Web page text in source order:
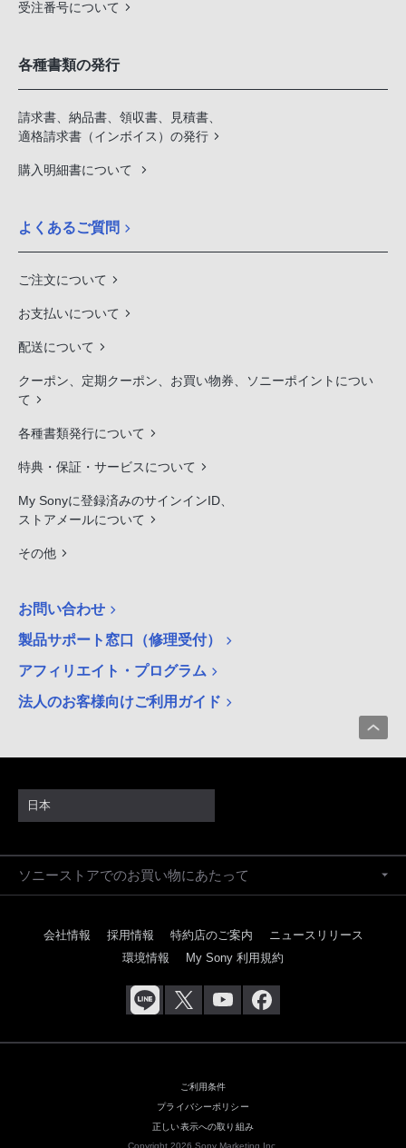
受注番号について
各種書類の発行
請求書、納品書、領収書、見積書、
適格請求書（インボイス）の発行
購入明細書について
よくあるご質問
ご注文について
お支払いについて
配送について
クーポン、定期クーポン、お買い物券、ソニーポイントについ
て
各種書類発行について
特典・保証・サービスについて
My Sonyに登録済みのサインインID、
ストアメールについて
その他
お問い合わせ
製品サポート窓口（修理受付）
アフィリエイト・プログラム
法人のお客様向けご利用ガイド
日本
ソニーストアでのお買い物にあたって
会社情報 採用情報 特約店のご案内
ニュースリリース
環境情報
My Sony 利用規約
ご利用条件
プライバシーポリシー
正しい表示への取り組み
Copyright 2026 Sony Marketing Inc.